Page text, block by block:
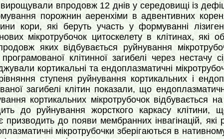
впродовж 12 днів у середовищі із
порожнин аеренхіми в адвентивних
кори, які беруть участь у формуванні
мікротрубочок цитоскелету в клітинах,
яких відбувається руйнування
програмованої клітинної загибелі через
кортикальні та ендоплазматичні
ступеня руйнування кортикальних і
загибелі клітин показали, що
кортикальних мікротрубочок відбувається
до руйнування жорсткого каркасу клітини,
до появи мембранних інвагінацій, які
мікротрубочки зберігаються в